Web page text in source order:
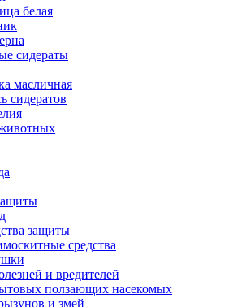
белая
сидераты
масличная
сидератов
защиты
средства
и вредителей
ползающих насекомых
и змей